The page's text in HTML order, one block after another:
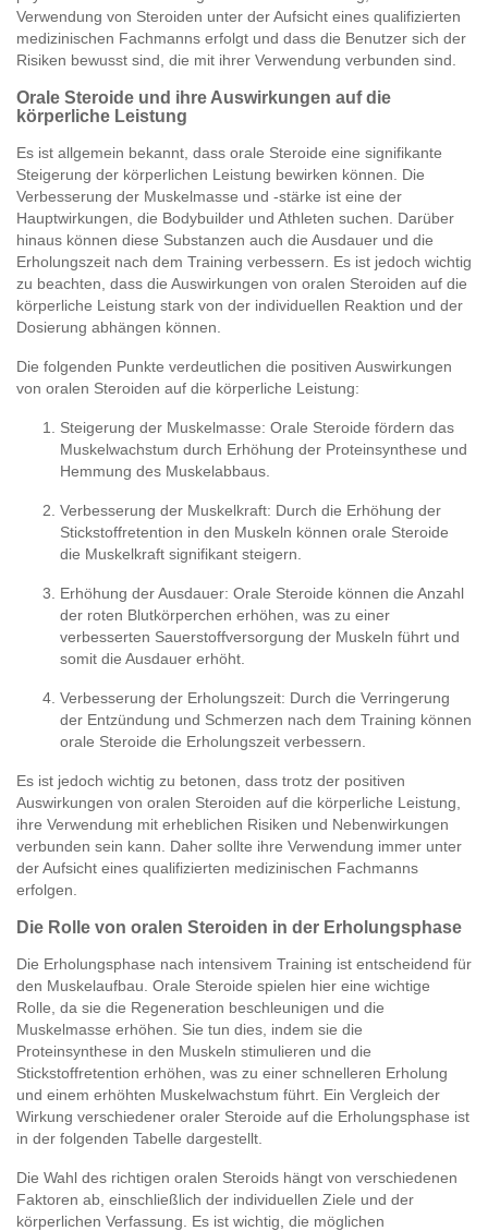
Verwendung von Steroiden unter der Aufsicht eines qualifizierten
medizinischen Fachmanns erfolgt und dass die Benutzer sich der
Risiken bewusst sind, die mit ihrer Verwendung verbunden sind.
Orale Steroide und ihre Auswirkungen auf die
körperliche Leistung
Es ist allgemein bekannt, dass orale Steroide eine signifikante
Steigerung der körperlichen Leistung bewirken können. Die
Verbesserung der Muskelmasse und -stärke ist eine der
Hauptwirkungen, die Bodybuilder und Athleten suchen. Darüber
hinaus können diese Substanzen auch die Ausdauer und die
Erholungszeit nach dem Training verbessern. Es ist jedoch wichtig
zu beachten, dass die Auswirkungen von oralen Steroiden auf die
körperliche Leistung stark von der individuellen Reaktion und der
Dosierung abhängen können.
Die folgenden Punkte verdeutlichen die positiven Auswirkungen
von oralen Steroiden auf die körperliche Leistung:
Steigerung der Muskelmasse: Orale Steroide fördern das
Muskelwachstum durch Erhöhung der Proteinsynthese und
Hemmung des Muskelabbaus.
Verbesserung der Muskelkraft: Durch die Erhöhung der
Stickstoffretention in den Muskeln können orale Steroide
die Muskelkraft signifikant steigern.
Erhöhung der Ausdauer: Orale Steroide können die Anzahl
der roten Blutkörperchen erhöhen, was zu einer
verbesserten Sauerstoffversorgung der Muskeln führt und
somit die Ausdauer erhöht.
Verbesserung der Erholungszeit: Durch die Verringerung
der Entzündung und Schmerzen nach dem Training können
orale Steroide die Erholungszeit verbessern.
Es ist jedoch wichtig zu betonen, dass trotz der positiven
Auswirkungen von oralen Steroiden auf die körperliche Leistung,
ihre Verwendung mit erheblichen Risiken und Nebenwirkungen
verbunden sein kann. Daher sollte ihre Verwendung immer unter
der Aufsicht eines qualifizierten medizinischen Fachmanns
erfolgen.
Die Rolle von oralen Steroiden in der Erholungsphase
Die Erholungsphase nach intensivem Training ist entscheidend für
den Muskelaufbau. Orale Steroide spielen hier eine wichtige
Rolle, da sie die Regeneration beschleunigen und die
Muskelmasse erhöhen. Sie tun dies, indem sie die
Proteinsynthese in den Muskeln stimulieren und die
Stickstoffretention erhöhen, was zu einer schnelleren Erholung
und einem erhöhten Muskelwachstum führt. Ein Vergleich der
Wirkung verschiedener oraler Steroide auf die Erholungsphase ist
in der folgenden Tabelle dargestellt.
Die Wahl des richtigen oralen Steroids hängt von verschiedenen
Faktoren ab, einschließlich der individuellen Ziele und der
körperlichen Verfassung. Es ist wichtig, die möglichen